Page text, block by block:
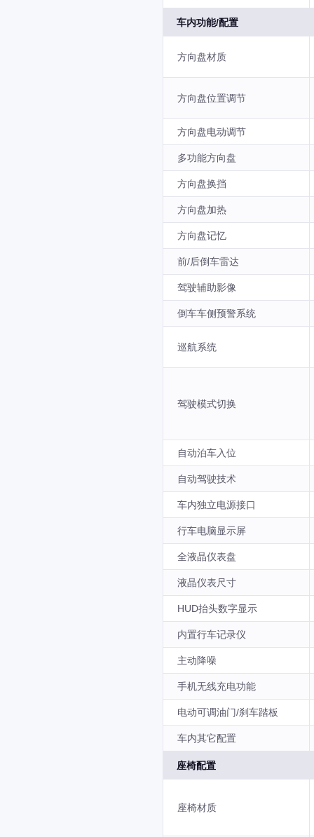
车内功能/配置
方向盘材质
方向盘位置调节
方向盘电动调节
多功能方向盘
方向盘换挡
方向盘加热
方向盘记忆
前/后倒车雷达
驾驶辅助影像
倒车车侧预警系统
巡航系统
驾驶模式切换
自动泊车入位
自动驾驶技术
车内独立电源接口
行车电脑显示屏
全液晶仪表盘
液晶仪表尺寸
HUD抬头数字显示
内置行车记录仪
主动降噪
手机无线充电功能
电动可调油门/刹车踏板
车内其它配置
座椅配置
座椅材质